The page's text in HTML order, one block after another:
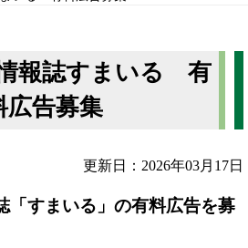
報誌すまいる 有
広告募集
更新日：2026年03月17日
「すまいる」の有料広告を募